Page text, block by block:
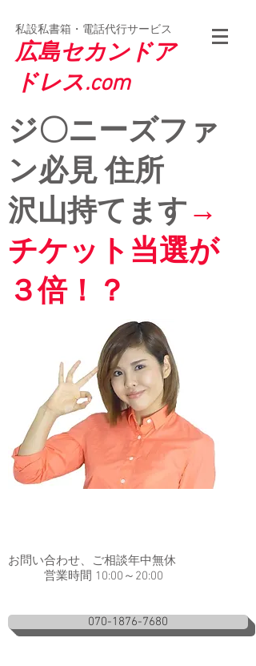
私設私書箱・電話代行サービス
広島セカンドア
ドレス.com
ジ〇ニーズファ
ン必見 住所
沢山持てます →
チケット当選が
３倍！？
お問い合わせ、ご相談年中無休
営業時間 10:00～20:00
070-1876-7680